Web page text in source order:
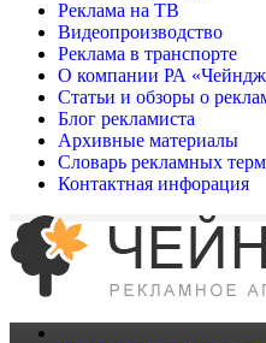
Реклама на ТВ
Видеопроизводство
Реклама в транспорте
О компании РА
Статьи и обзоры о
Блог рекламиста
Архивные материалы
Словарь рекламных
Контактная инфорация